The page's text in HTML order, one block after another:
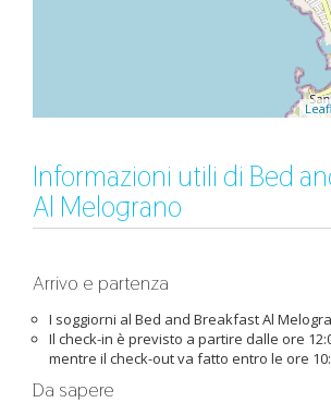
Informazioni utili di Bed
Al Melograno
Arrivo e partenza
I soggiorni al Bed and Breakfast Al
Il check-in è previsto a partire dalle ore
mentre il check-out va fatto entro le ore
Da sapere